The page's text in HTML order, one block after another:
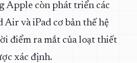
Apple còn phát triển các
Air và iPad cơ bản thế hệ
điểm ra mắt của loạt thiết
xác định.